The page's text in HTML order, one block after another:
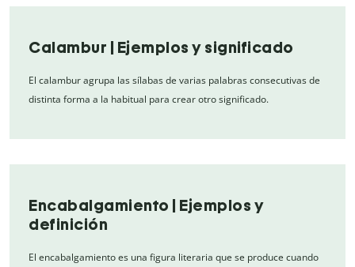
Calambur | Ejemplos y significado
El calambur agrupa las sílabas de varias palabras consecutivas de
distinta forma a la habitual para crear otro significado.
Encabalgamiento | Ejemplos y
definición
El encabalgamiento es una figura literaria que se produce cuando